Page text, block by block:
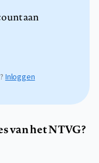
aan
Inloggen
van het NTVG?